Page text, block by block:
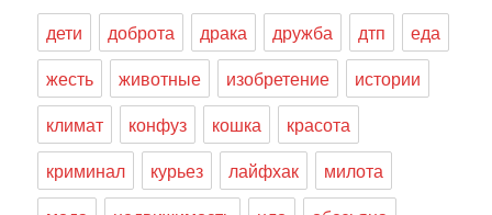
дети доброта драка дружба дтп
еда
жесть
животные изобретение
истории
климат
конфуз кошка
красота
криминал
курьез лайфхак
милота